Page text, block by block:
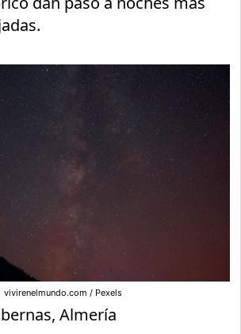
vivirenelmundo.com / Pexels
Almería